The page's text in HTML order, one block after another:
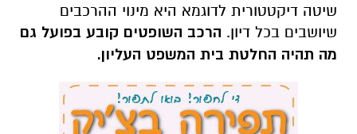
שיטה דיקטטורית לדוגמא היא מינוי ההרכבים
שיושבים בכל דיון. הרכב השופטים קובע בפועל גם
מה תהיה החלטת בית המשפט העליון.